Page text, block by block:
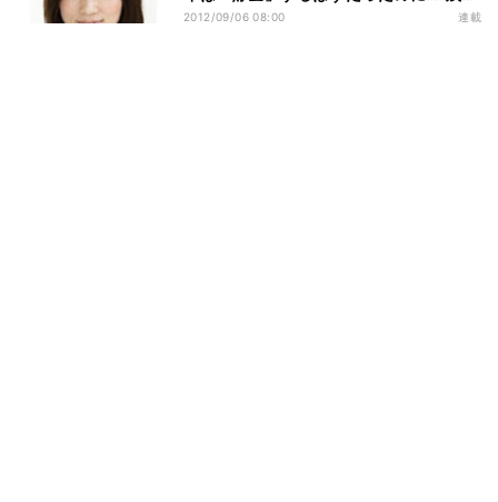
4カ月"で挽回するには?
2012/09/06 08:00 連載